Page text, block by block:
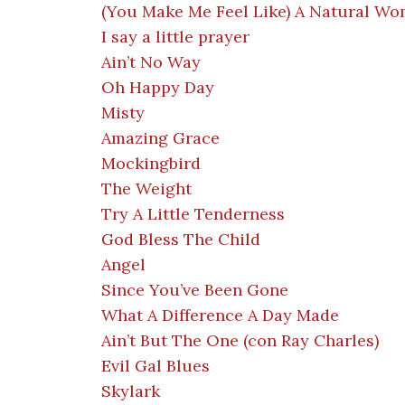
(You Make Me Feel Like) A Natural
I say a little prayer
Ain’t No Way
Oh Happy Day
Misty
Amazing Grace
Mockingbird
The Weight
Try A Little Tenderness
God Bless The Child
Angel
Since You’ve Been Gone
What A Difference A Day Made
Ain’t But The One (con Ray Charles)
Evil Gal Blues
Skylark